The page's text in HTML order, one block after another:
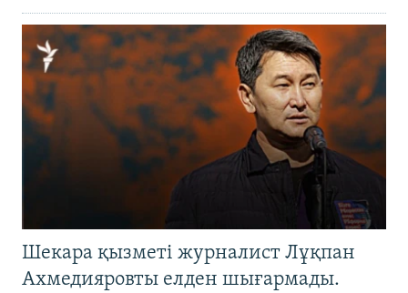
Шекара қызметі журналист Лұқпан
Ахмедияровты елден шығармады.